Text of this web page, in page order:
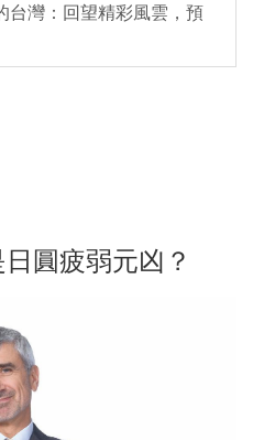
台灣：回望精彩風雲，預
圓疲弱元凶？